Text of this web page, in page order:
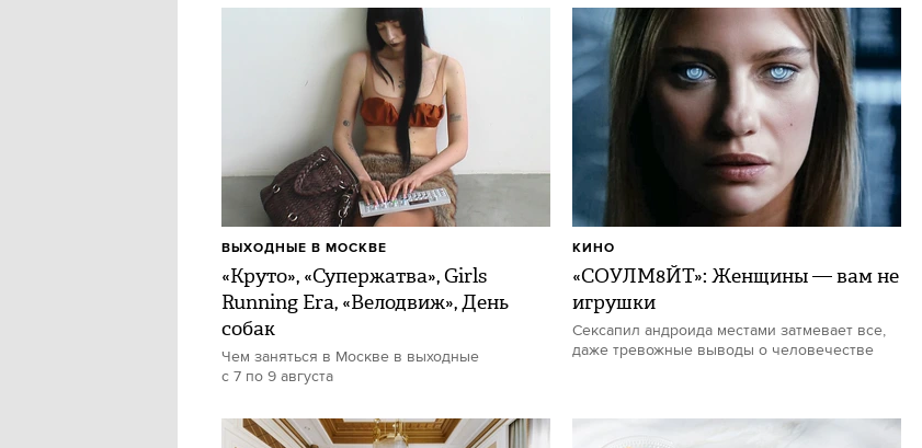
«Круто», «Супержатва», Girls
Running Era, «Велодвиж», День
собак
Чем заняться в Москве в выходные
с 7 по 9 августа
ВЫХОДНЫЕ В МОСКВЕ
«СОУЛМ8ЙТ»: Женщины — вам не
игрушки
Сексапил андроида местами затмевает все,
даже тревожные выводы о человечестве
КИНО